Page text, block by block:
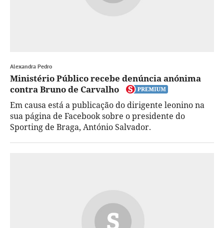
Alexandra Pedro
Ministério Público recebe denúncia anónima
contra Bruno de Carvalho
Em causa está a publicação do dirigente leonino na
sua página de Facebook sobre o presidente do
Sporting de Braga, António Salvador.